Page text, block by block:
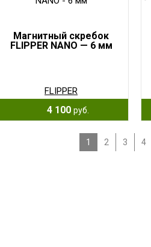
Магнитный скребок
FLIPPER NANO — 6 мм
FLIPPER
4 100 руб.
1 2 3 4